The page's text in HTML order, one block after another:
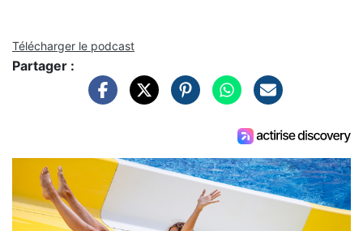
Télécharger le podcast
Partager :